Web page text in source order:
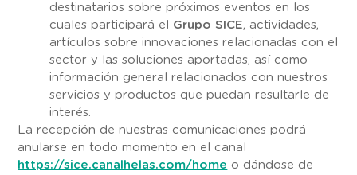
destinatarios sobre próximos eventos en los
cuales participará el Grupo SICE, actividades,
artículos sobre innovaciones relacionadas con el
sector y las soluciones aportadas, así como
información general relacionados con nuestros
servicios y productos que puedan resultarle de
interés.
La recepción de nuestras comunicaciones podrá
anularse en todo momento en el canal
https://sice.canalhelas.com/home o dándose de